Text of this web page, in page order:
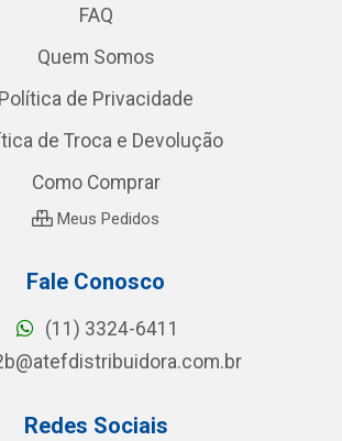
FAQ
Quem Somos
Política de Privacidade
de Troca e Devolução
Como Comprar
Meus Pedidos
Fale Conosco
(11) 3324-6411
Redes Sociais